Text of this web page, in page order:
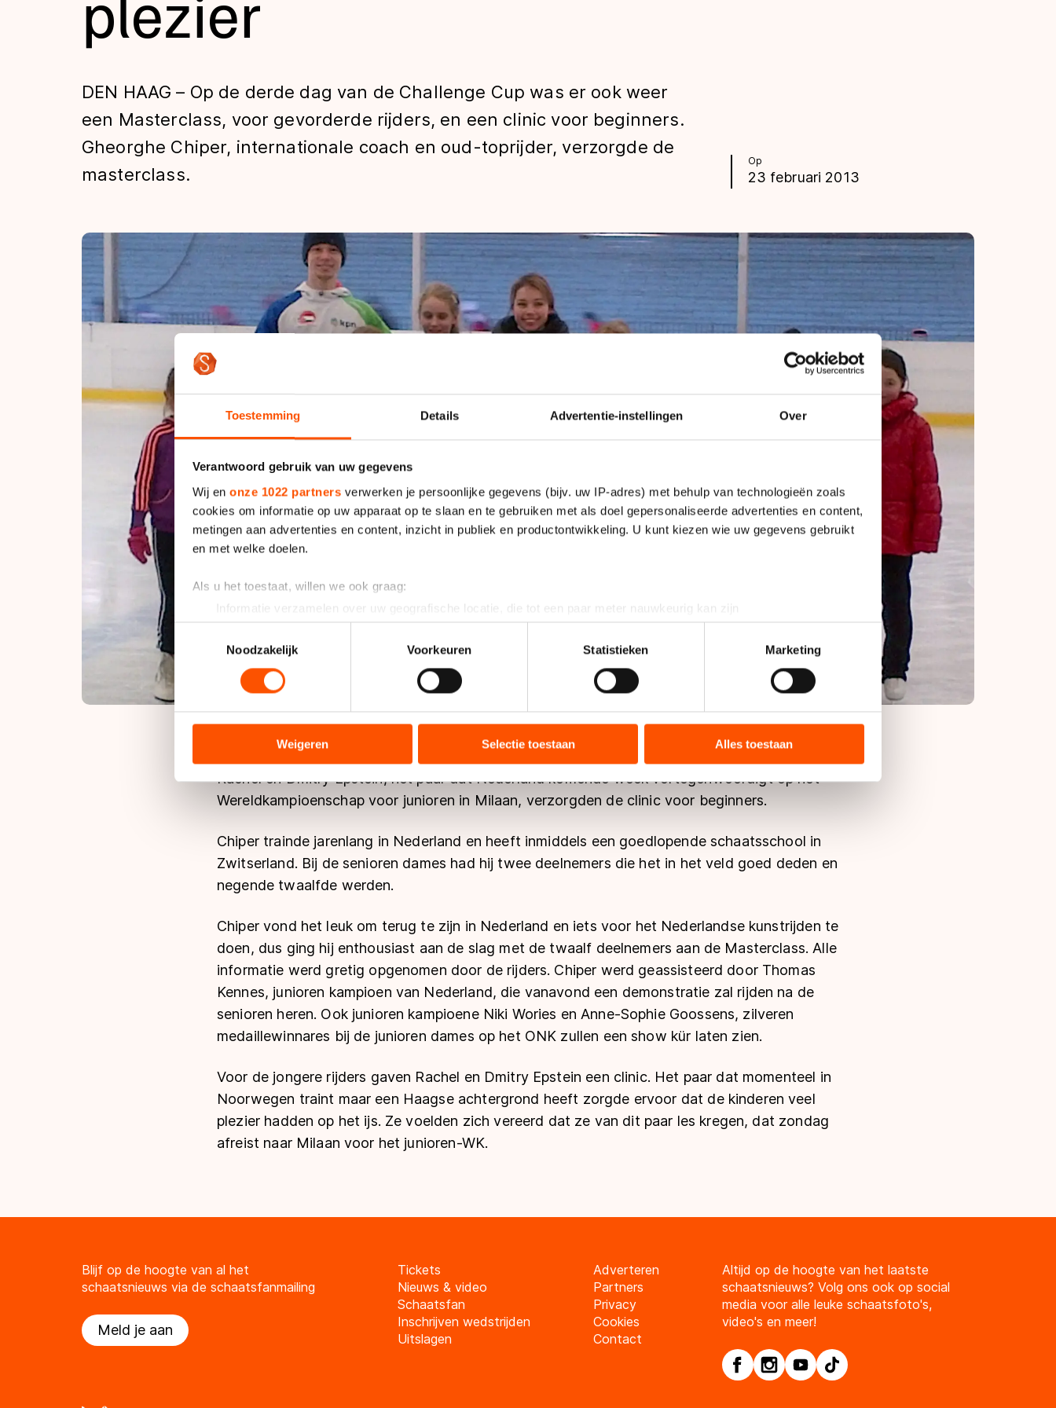
Toestemming Details Advertentie-instellingen Over
Verantwoord gebruik van uw gegevens
Wij en onze 1022 partners verwerken je persoonlijke gegevens (bijv. uw IP-adres) met behulp van technologieën zoals
cookies om informatie op uw apparaat op te slaan en te gebruiken met als doel gepersonaliseerde advertenties en content,
metingen aan advertenties en content, inzicht in publiek en productontwikkeling. U kunt kiezen wie uw gegevens gebruikt
en met welke doelen.
Als u het toestaat, willen we ook graag:
Informatie verzamelen over uw geografische locatie, die tot een paar meter nauwkeurig kan zijn
Uw apparaat identificeren door het actief te scannen op specifieke eigenschappen (fingerprinting)
Lees meer over hoe uw persoonlijke gegevens worden verwerkt en stel uw voorkeuren in het
detailgedeeltein. U kunt uw
toestemming op elk moment wijzigen of intrekken in de Cookieverklaring.
analyseren. We delen informatie over uw gebruik van onze site met onze partners voor social media, advertenties en
analyse. Zij kunnen deze combineren met andere gegevens die u aan hen heeft verstrekt of die zij hebben verzameld via
hun services. Sommige partners kunnen gegevens doorgeven aan landen buiten de EU, zoals de VS, waar mogelijk geen
adequaat beschermingsniveau geldt volgens de GDPR. Door op ‘Toestaan’ te klikken, stemt u in met deze overdracht.
Meer informatie vindt u in onscookiebeleid.
Noodzakelijk
Voorkeuren Statistieken Marketing
Weigeren Selectie toestaan Alles toestaan
Tijden & historie
De weg op
Schaatsfans
Op
23 februari 2013
DEN HAAG – Op de derde dag van de Challenge Cup was er ook weer
een Masterclass, voor gevorderde rijders, en een clinic voor beginners.
Gheorghe Chiper, internationale coach en oud-toprijder, verzorgde de
masterclass.
Rachel en Dmitry Epstein, het paar dat Nederland komende week vertegenwoordigt op het
Wereldkampioenschap voor junioren in Milaan, verzorgden de clinic voor beginners.
Chiper trainde jarenlang in Nederland en heeft inmiddels een goedlopende schaatsschool in
Zwitserland. Bij de senioren dames had hij twee deelnemers die het in het veld goed deden en
negende twaalfde werden.
Chiper vond het leuk om terug te zijn in Nederland en iets voor het Nederlandse kunstrijden te
doen, dus ging hij enthousiast aan de slag met de twaalf deelnemers aan de Masterclass. Alle
informatie werd gretig opgenomen door de rijders. Chiper werd geassisteerd door Thomas
Kennes, junioren kampioen van Nederland, die vanavond een demonstratie zal rijden na de
senioren heren. Ook junioren kampioene Niki Wories en Anne-Sophie Goossens, zilveren
medaillewinnares bij de junioren dames op het ONK zullen een show kür laten zien.
Voor de jongere rijders gaven Rachel en Dmitry Epstein een clinic. Het paar dat momenteel in
Noorwegen traint maar een Haagse achtergrond heeft zorgde ervoor dat de kinderen veel
plezier hadden op het ijs. Ze voelden zich vereerd dat ze van dit paar les kregen, dat zondag
afreist naar Milaan voor het junioren-WK.
Blijf op de hoogte van al het
schaatsnieuws via de schaatsfanmailing
Meld je aan
Tickets
Nieuws & video
Schaatsfan
Inschrijven wedstrijden
Uitslagen
Adverteren
Partners
Privacy
Cookies
Contact
Altijd op de hoogte van het laatste
schaatsnieuws? Volg ons ook op social
media voor alle leuke schaatsfoto's,
video's en meer!